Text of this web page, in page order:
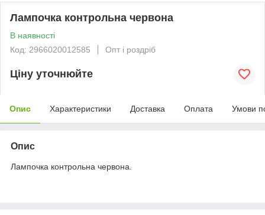
Лампочка контрольна червона
В наявності
Код: 2966020012585
Опт і роздріб
Ціну уточнюйте
Опис Характеристики Доставка Оплата Умови
Опис
Лампочка контрольна червона.